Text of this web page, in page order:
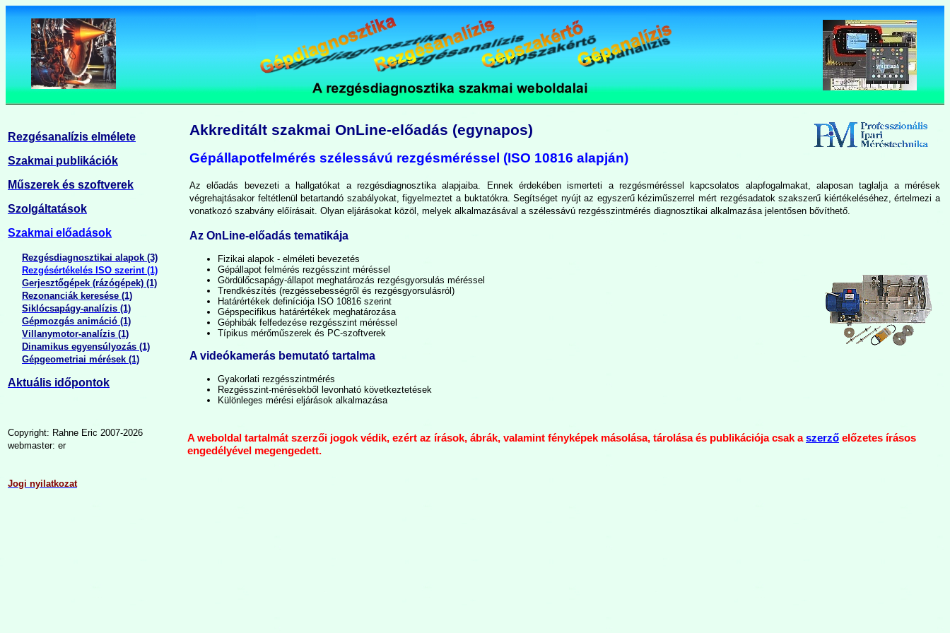
Rezgésanalízis elmélete
Szakmai publikációk
Műszerek és szoftverek
Szolgáltatások
Szakmai előadások
Rezgésdiagnosztikai alapok (3)
Rezgésértékelés ISO szerint (1)
Gerjesztőgépek (rázógépek) (1)
Rezonanciák keresése (1)
Siklócsapágy-analízis (1)
Gépmozgás animáció (1)
Villanymotor-analízis (1)
Dinamikus egyensúlyozás (1)
Gépgeometriai mérések (1)
Aktuális időpontok
Copyright: Rahne Eric 2007-2026
webmaster: er
Jogi nyilatkozat
Akkreditált szakmai OnLine-előadás (egynapos)
Gépállapotfelmérés szélessávú rezgésméréssel (ISO 10816 alapján)
Az előadás bevezeti a hallgatókat a rezgésdiagnosztika alapjaiba. Ennek érdekében ismerteti a rezgésméréssel kapcsolatos alapfogalmakat, alaposan taglalja a mérések
végrehajtásakor feltétlenül betartandó szabályokat, figyelmeztet a buktatókra. Segítséget nyújt az egyszerű kéziműszerrel mért rezgésadatok szakszerű kiértékeléséhez, értelmezi a
vonatkozó szabvány előírásait. Olyan eljárásokat közöl, melyek alkalmazásával a szélessávú rezgésszintmérés diagnosztikai alkalmazása jelentősen bővíthető.
Az OnLine-előadás tematikája
Fizikai alapok - elméleti bevezetés
Gépállapot felmérés rezgésszint méréssel
Gördülőcsapágy-állapot meghatározás rezgésgyorsulás méréssel
Trendkészítés (rezgéssebességről és rezgésgyorsulásról)
Határértékek definíciója ISO 10816 szerint
Gépspecifikus határértékek meghatározása
Géphibák felfedezése rezgésszint méréssel
Típikus mérőműszerek és PC-szoftverek
A videókamerás bemutató tartalma
Gyakorlati rezgésszintmérés
Rezgésszint-mérésekből levonható következtetések
Különleges mérési eljárások alkalmazása
A weboldal tartalmát szerzői jogok védik, ezért az írások, ábrák, valamint fényképek másolása, tárolása és publikációja csak aszerző előzetes írásos
engedélyével megengedett.